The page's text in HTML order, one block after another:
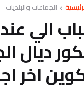
الجماعات والبلديات
الي
اخر اجل 10 ماي